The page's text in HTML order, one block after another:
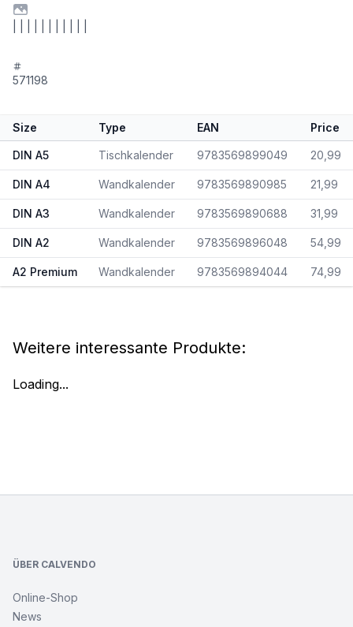
571198
Size Type EAN Price
DIN A5 Tischkalender 9783569899049 20,99
DIN A4 Wandkalender 9783569890985 21,99
DIN A3 Wandkalender 9783569890688 31,99
DIN A2 Wandkalender 9783569896048 54,99
A2 Premium Wandkalender 9783569894044 74,99
Weitere interessante Produkte:
Loading...
ÜBER CALVENDO
Online-Shop
News